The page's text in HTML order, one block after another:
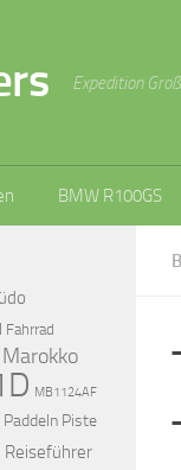
Expedition
BMW R100GS
Fahrrad
Marokko
MB1124AF
Paddeln Piste
Reiseführer